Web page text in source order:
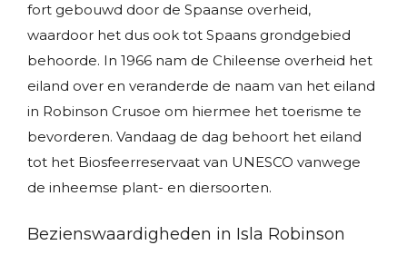
fort gebouwd door de Spaanse overheid,
waardoor het dus ook tot Spaans grondgebied
behoorde. In 1966 nam de Chileense overheid het
eiland over en veranderde de naam van het eiland
in Robinson Crusoe om hiermee het toerisme te
bevorderen. Vandaag de dag behoort het eiland
tot het Biosfeerreservaat van UNESCO vanwege
de inheemse plant- en diersoorten.
Bezienswaardigheden in Isla Robinson